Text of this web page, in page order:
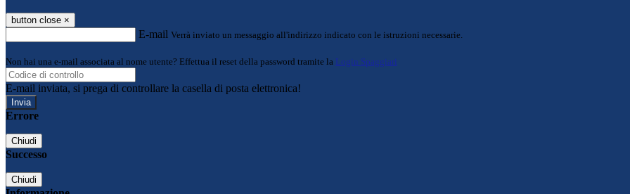
button close ×
E-mail Verrà inviato un messaggio all'indirizzo indicato con le istruzioni necessarie.
Non hai una e-mail associata al nome utente? Effettua il reset della password tramite la Login Spaggiari
E-mail inviata, si prega di controllare la casella di posta elettronica!
Errore
Chiudi
Successo
Chiudi